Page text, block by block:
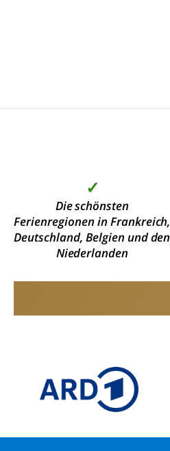
✓
Die schönsten
Ferienregionen in Frankreich,
Deutschland, Belgien und den
Niederlanden